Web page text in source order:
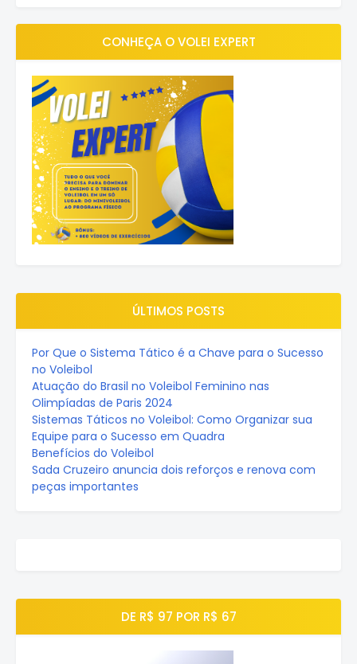
CONHEÇA O VOLEI EXPERT
ÚLTIMOS POSTS
Por Que o Sistema Tático é a Chave para o Sucesso
no Voleibol
Atuação do Brasil no Voleibol Feminino nas
Olimpíadas de Paris 2024
Sistemas Táticos no Voleibol: Como Organizar sua
Equipe para o Sucesso em Quadra
Benefícios do Voleibol
Sada Cruzeiro anuncia dois reforços e renova com
peças importantes
DE R$ 97 POR R$ 67